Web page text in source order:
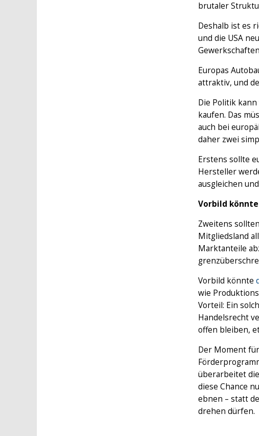
brutaler
Deshalb ist es
und die USA
Europas
attraktiv, und
Die Politik
kaufen. Das
auch bei
daher zwei
Erstens sollte
Hersteller
ausgleichen
Vorbild
Zweitens
Mitgliedsland
Marktanteile
Vorbild könnte
wie
Vorteil: Ein
Handelsrecht
offen bleiben,
Der Moment
überarbeitet
diese Chance
ebnen – statt
drehen dürfen.